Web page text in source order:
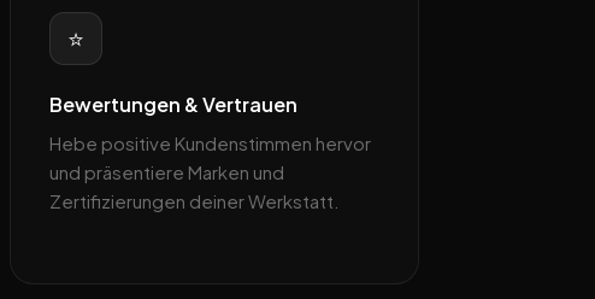
⭐
Bewertungen & Vertrauen
Hebe positive Kundenstimmen hervor
und präsentiere Marken und
Zertifizierungen deiner Werkstatt.